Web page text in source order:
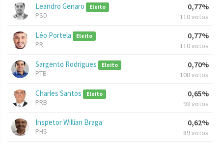
Leandro Genaro Eleito
PSD
0,77%
110 votos
Léo Portela Eleito
PR
0,77%
110 votos
Sargento Rodrigues Eleito
PTB
0,70%
100 votos
Charles Santos Eleito
PRB
0,65%
93 votos
Inspetor Willian Braga
PHS
0,62%
89 votos